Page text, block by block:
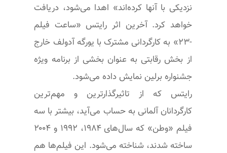
نزدیکی با آنها کرده‌اند» اهدا می‌شود، دریافت
خواهد کرد. آخرین اثر رایتس «ساعت فیلم
-۲۳» به کارگردانی مشترک با یورگه آدولف خارج
از بخش رقابتی به عنوان بخشی از برنامه ویژه
جشنواره برلین نمایش داده می‌شود.
رایتس که از تاثیرگذارترین و مهم‌ترین
کارگردانان آلمانی به حساب می‌آید، بیشتر با سه
فیلم «وطن» که سال‌های ۱۹۸۴، ۱۹۹۲ و ۲۰۰۴
ساخته شدند، شناخته می‌شود. این فیلم‌ها هم